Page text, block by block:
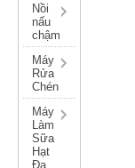
Nồi
nấu
chậm
Máy
Rửa
Chén
Máy
Làm
Sữa
Hạt
Đa